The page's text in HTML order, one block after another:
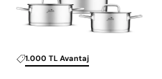
1.000 TL Avantaj
İndüksiyon
Tabanlı
Midi